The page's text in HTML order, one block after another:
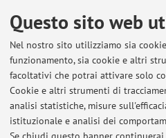
Questo sito web
Nel nostro sito utilizziamo sia
funzionamento, sia cookie e altri
facoltativi che potrai attivare solo
Cookie e altri strumenti di
analisi statistiche, misure
istituzionale e analisi dei
Area riservata
Accedi tramiteloginper gestire tutti